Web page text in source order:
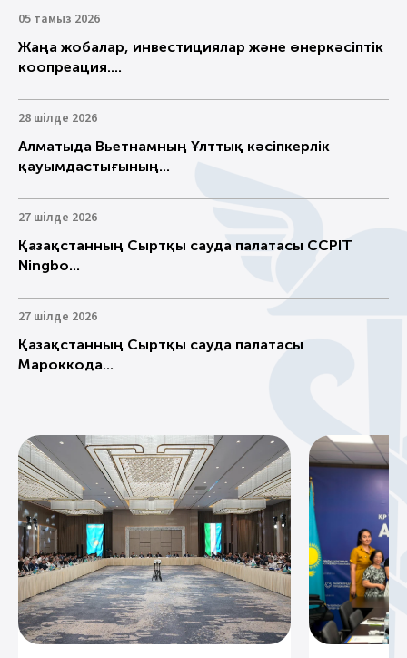
05 тамыз 2026
Жаңа жобалар, инвестициялар және өнеркәсіптік
коопреация....
28 шілде 2026
Алматыда Вьетнамның Ұлттық кәсіпкерлік
қауымдастығының...
27 шілде 2026
Қазақстанның Сыртқы сауда палатасы CCPIT
Ningbo...
27 шілде 2026
Қазақстанның Сыртқы сауда палатасы
Мароккода...